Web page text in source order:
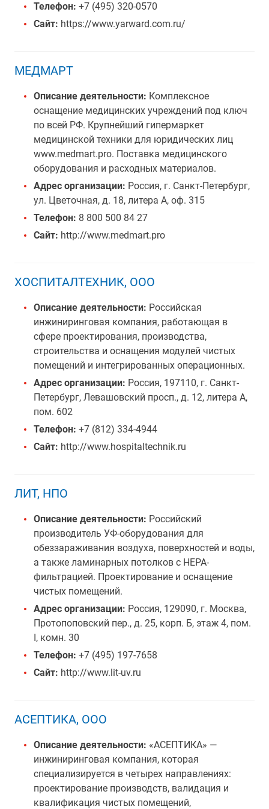
Телефон: +7 (495) 320-0570
Сайт: https://www.yarward.com.ru/
МЕДМАРТ
Описание деятельности: Комплексное
оснащение медицинских учреждений под ключ
по всей РФ. Крупнейший гипермаркет
медицинской техники для юридических лиц
www.medmart.pro. Поставка медицинского
оборудования и расходных материалов.
Адрес организации: Россия, г. Санкт-Петербург,
ул. Цветочная, д. 18, литера А, оф. 315
Телефон: 8 800 500 84 27
Сайт: http://www.medmart.pro
ХОСПИТАЛТЕХНИК, ООО
Описание деятельности: Российская
инжиниринговая компания, работающая в
сфере проектирования, производства,
строительства и оснащения модулей чистых
помещений и интегрированных операционных.
Адрес организации: Россия, 197110, г. Санкт-
Петербург, Левашовский просп., д. 12, литера А,
пом. 602
Телефон: +7 (812) 334-4944
Сайт: http://www.hospitaltechnik.ru
ЛИТ, НПО
Описание деятельности: Российский
производитель УФ-оборудования для
обеззараживания воздуха, поверхностей и воды,
а также ламинарных потолков с HEPA-
фильтрацией. Проектирование и оснащение
чистых помещений.
Адрес организации: Россия, 129090, г. Москва,
Протопоповский пер., д. 25, корп. Б, этаж 4, пом.
I, комн. 30
Телефон: +7 (495) 197-7658
Сайт: http://www.lit-uv.ru
АСЕПТИКА, ООО
Описание деятельности: «АСЕПТИКА» —
инжиниринговая компания, которая
специализируется в четырех направлениях:
проектирование производств, валидация и
квалификация чистых помещений,